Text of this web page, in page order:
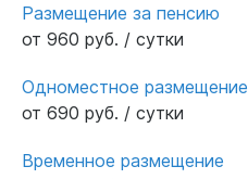
Размещение за пенсию
от 960 руб. / сутки
Одноместное размещение
от 690 руб. / сутки
Временное размещение